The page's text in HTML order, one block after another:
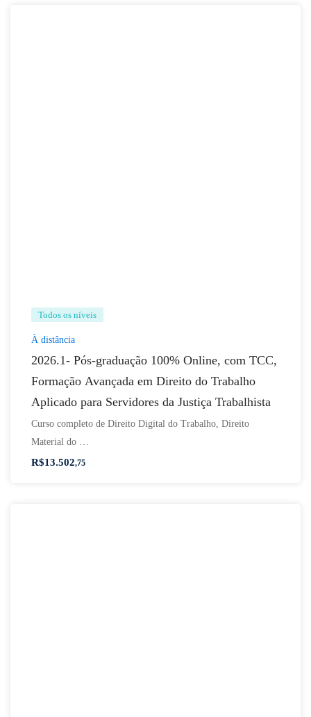
Todos os níveis
À distância
2026.1- Pós-graduação 100% Online, com TCC,
Formação Avançada em Direito do Trabalho
Aplicado para Servidores da Justiça Trabalhista
Curso completo de Direito Digital do Trabalho, Direito
Material do …
R$13.502,75